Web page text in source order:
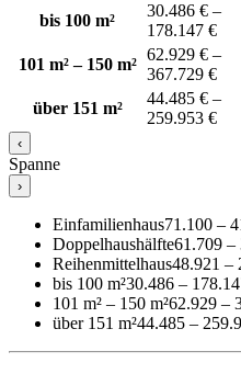
bis 100 m²
30.486 € –
178.147 €
101 m² – 150 m²
62.929 € –
367.729 €
über 151 m²
44.485 € –
259.953 €
‹
Spanne
›
Einfamilienhaus71.100 –
Doppelhaushälfte61.709 –
Reihenmittelhaus48.921 –
bis 100 m²30.486 –
101 m² – 150 m²62.929 –
über 151 m²44.485 –